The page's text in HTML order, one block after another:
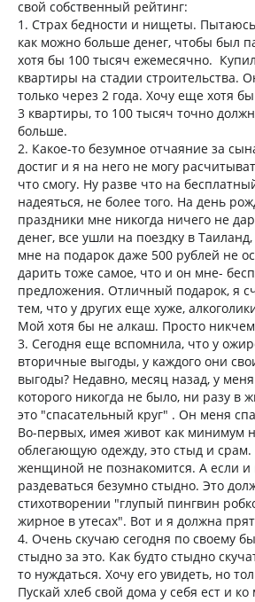
свой собственный рейтинг:
1. Страх бедности и нищеты.
как можно больше денег, чтобы был
хотя бы 100 тысяч ежемесячно.
квартиры на стадии строительства.
только через 2 года. Хочу еще хотя
3 квартиры, то 100 тысяч точно
больше.
2. Какое-то безумное отчаяние за
достиг и я на него не могу
что смогу. Ну разве что на
надеяться, не более того. На день
праздники мне никогда ничего не
денег, все ушли на поездку в
мне на подарок даже 500 рублей не
дарить тоже самое, что и он мне-
предложения. Отличный подарок, я
тем, что у других еще хуже,
Мой хотя бы не алкаш. Просто
3. Сегодня еще вспомнила, что у
вторичные выгоды, у каждого они
выгоды? Недавно, месяц назад, у
которого никогда не было, ни разу в
это "спасательный круг" . Он меня
Во-первых, имея живот как минимум
облегающую одежду, это стыд и срам.
женщиной не познакомится. А если и
раздеваться безумно стыдно. Это
стихотворении "глупый пингвин
жирное в утесах". Вот и я должна
4. Очень скучаю сегодня по своему
стыдно за это. Как будто стыдно
то нуждаться. Хочу его увидеть, но
Пускай хлеб свой дома у себя ест и